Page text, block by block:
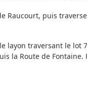
Raucourt, puis
layon traversant le lot
la Route de